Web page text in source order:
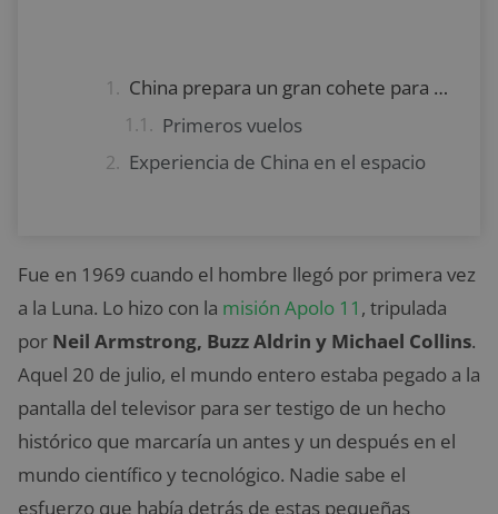
China prepara un gran cohete para llevar astronautas a la Luna
Primeros vuelos
Experiencia de China en el espacio
Fue en 1969 cuando el hombre llegó por primera vez
a la Luna. Lo hizo con la misión Apolo 11 , tripulada
por Neil Armstrong, Buzz Aldrin y Michael Collins.
Aquel 20 de julio, el mundo entero estaba pegado a la
pantalla del televisor para ser testigo de un hecho
histórico que marcaría un antes y un después en el
mundo científico y tecnológico. Nadie sabe el
esfuerzo que había detrás de estas pequeñas